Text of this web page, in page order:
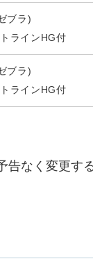
ブラ)
ラインHG付
ブラ)
ラインHG付
なく変更す